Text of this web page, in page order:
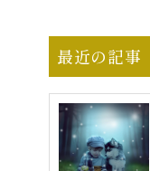
最近の記事